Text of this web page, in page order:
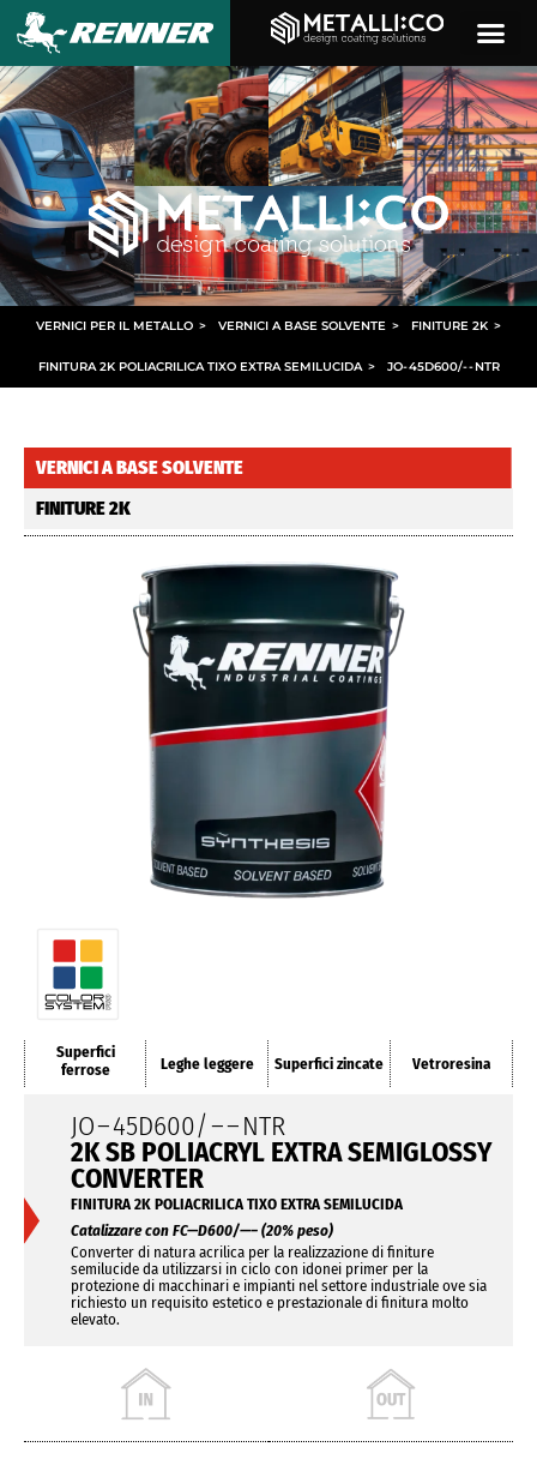
VERNICI PER IL METALLO > VERNICI A BASE SOLVENTE > FINITURE 2K >
FINITURA 2K POLIACRILICA TIXO EXTRA SEMILUCIDA > JO-45D600/- -NTR
VERNICI A BASE SOLVENTE
FINITURE 2K
Superfici
ferrose
Leghe leggere Superfici zincate Vetroresina
JO–45D600/– –NTR
2K SB POLIACRYL EXTRA SEMIGLOSSY
CONVERTER
FINITURA 2K POLIACRILICA TIXO EXTRA SEMILUCIDA
Catalizzare con FC—D600/—– (20% peso)
Converter di natura acrilica per la realizzazione di finiture
semilucide da utilizzarsi in ciclo con idonei primer per la
protezione di macchinari e impianti nel settore industriale ove sia
richiesto un requisito estetico e prestazionale di finitura molto
elevato.